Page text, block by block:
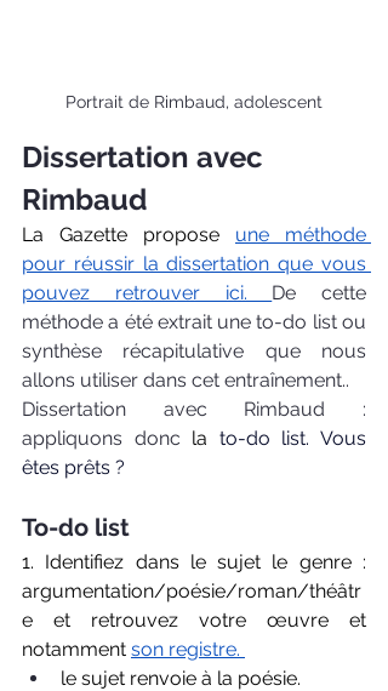
Portrait de Rimbaud, adolescent
Dissertation avec
Rimbaud
La Gazette propose une méthode
pour réussir la dissertation que vous
pouvez retrouver ici. De cette
méthode a été extrait une to-do list ou
synthèse récapitulative que nous
allons utiliser dans cet entraînement..
Dissertation avec Rimbaud :
appliquons donc la to-do list. Vous
êtes prêts ?
To-do list
1. Identifiez dans le sujet le genre :
argumentation/poésie/roman/théâtr
e et retrouvez votre œuvre et
notamment son registre.
le sujet renvoie à la poésie.